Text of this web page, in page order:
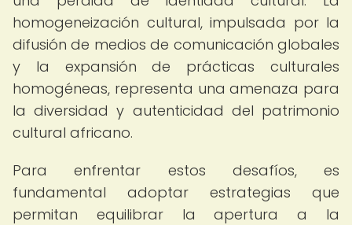
homogeneización cultural, impulsada por la
difusión de medios de comunicación globales
y la expansión de prácticas culturales
homogéneas, representa una amenaza para
la diversidad y autenticidad del patrimonio
cultural africano.
Para enfrentar estos desafíos, es
fundamental adoptar estrategias que
permitan equilibrar la apertura a la